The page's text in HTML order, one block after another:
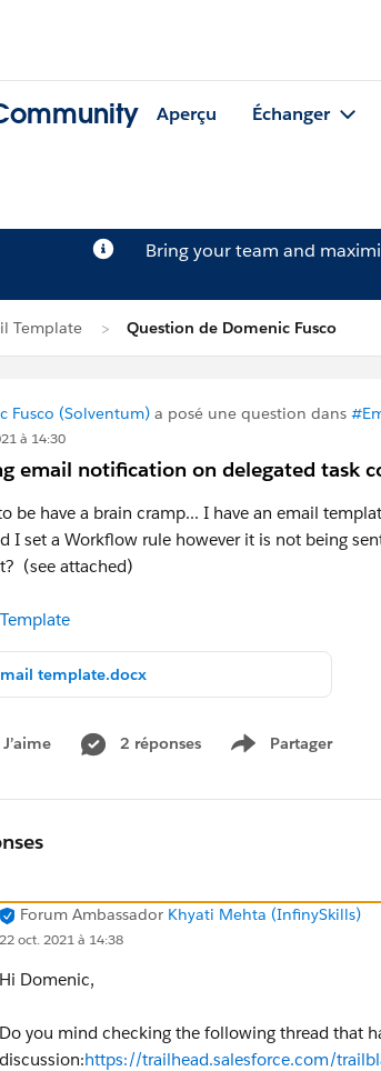
Aperçu Échanger
Bring your team and
Template Question de Domenic Fusco
Fusco (Solventum) a posé une question dans
à 14:30
email notification on delegated task
be have a brain cramp... I have an email
I set a Workflow rule however it is not being
(see attached)
template.docx
2 réponses Partager
Show menu
Forum Ambassador Khyati Mehta (InfinySkills)
22 oct. 2021 à 14:38
Hi Domenic,
Do you mind checking the following thread that
discussion:https://trailhead.salesforce.com/